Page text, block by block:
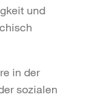
und
in der
sozialen